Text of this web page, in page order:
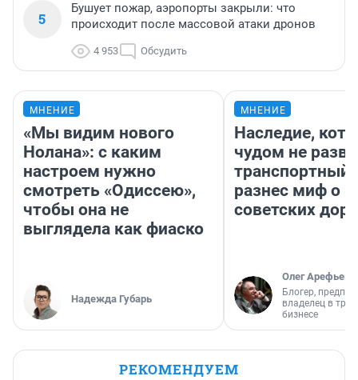
5
Бушует пожар, аэропорты закрыли: что
происходит после массовой атаки дронов
4 953 Обсудить
МНЕНИЕ
«Мы видим нового
Нолана»: с каким
настроем нужно
смотреть «Одиссею»,
чтобы она не
выглядела как фиаско
Надежда Губарь
МНЕНИЕ
Наследие,
чудом не
транспортный
разнес миф о
советских
Олег Арефьев
Блогер,
владелец в
бизнесе
РЕКОМЕНДУЕМ